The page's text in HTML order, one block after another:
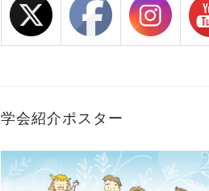
学会紹介ポスター